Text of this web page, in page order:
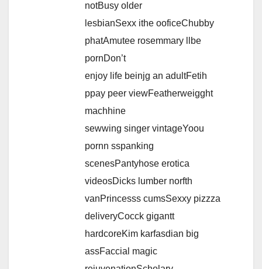
notBusy older
lesbianSexx ithe ooficeChubby
phatAmutee rosemmary llbe
pornDon’t
enjoy life beinjg an adultFetih
ppay peer viewFeatherweigght
machhine
sewwing singer vintageYoou
pornn sspanking
scenesPantyhose erotica
videosDicks lumber norfth
vanPrincesss cumsSexxy pizzza
deliveryCocck gigantt
hardcoreKim karfasdian big
assFaccial magic